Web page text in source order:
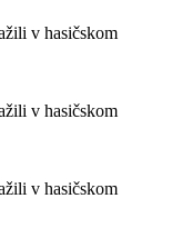
v hasičskom
v hasičskom
v hasičskom